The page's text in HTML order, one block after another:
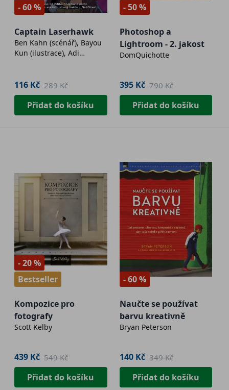
- 60 %
Captain Laserhawk
Ben Kahn (scénář), Bayou
Kun (ilustrace), Adi
116 Kč 289 Kč
Přidat do košíku
- 50 %
Photoshop a
Lightroom - 2. jakost
DomQuichotte
395 Kč 790 Kč
Přidat do košíku
- 20 %
Bestseller
Kompozice pro
fotografy
Scott Kelby
439 Kč 549 Kč
Přidat do košíku
- 60 %
Naučte se používat
barvu kreativně
Bryan Peterson
140 Kč 349 Kč
Přidat do košíku